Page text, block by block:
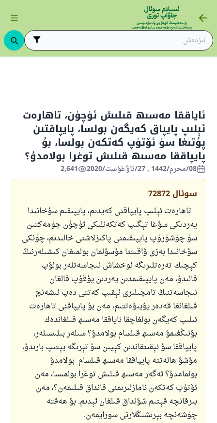
ئاياققا مەسىھ قىلىش ئۈچۈن، تاھارەت
ئېلىپ پايپاق كەيگەن بولسا، پايپاقتىن
پۇتىغا سۈ ئۆتۈپ كەتكەن بولسا، بۇ
پايپاققا مەسىھ قىلىش توغرا بولامدۇ؟
08/محرم/1442 , 27/ئاۋغۇست/2020 2,641
سوئال 72872
تاھارەت ئېلىپ پايپاقنى كەيدىم، پايپىقىم سۇخانىدا
يەردىكى سۇغا تېگىپ كەتكەنلىكى ئۈچۈن جۈمەكتىن
سۈ چۈشۈرۈپ پايپىقىمنى پاكىزلاشنى خالىدىم، چۈنكى
سۇخانىدا بەزى ۋاقىتتا مۇسۇلمان بولمىغان كىشىلەرنىڭ
كېچىك تەرەتلىرىگە ئوخشاش نىجاسەتلەر بولۇپ
قالىدۇ، مەن پايپىقىمدىن يەردىن يۇقۇپ قالغان
نىجاسەتنىڭ تامچىلىرى ئېقىپ كەتتى دەپ ئىشەنچ
قىلغانغا قەدەر يۇيىۋەتتىم، مەن بۇ پايپاقنى تاھارەت
ئىلىپ كەيگەن بولغاچقا ئاياققا مەسىھ قىلغاندەك
بۇنىڭغىمۇ مەسىھ قىلسام بولامدۇ؟ سىلەر بىلىسىلەر،
پايپاققا سۇ ئېقىتقاندىن كېيىن سۇ تېرىگە يېتىپ بارىدۇ،
مۇشۇ ھالەتتە پايپاققا مەسىھ قىلسام بولامدۇ
بولمامدۇ؟ ئەگەر مەسىھ قىلىش توغرا بولمىسا، مەن
ئۆتۈپ كەتكەن نامازلىرىمنى قانداق قىلىمەن؟، مەن
بىرقانچە قېتىم شۇنداق قىلغان ئېدىم. بۇ ھەقتە
چۈشەنچە بېرىشىڭلارنى سورايمەن.